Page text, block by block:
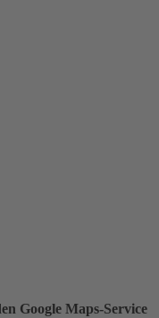
Google Maps-Service